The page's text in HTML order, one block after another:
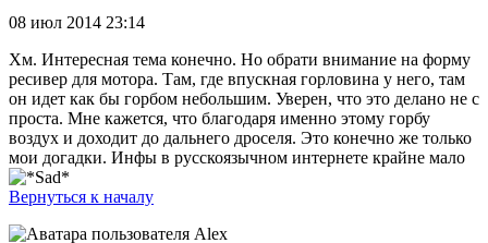
08 июл 2014 23:14
Хм. Интересная тема конечно. Но обрати внимание на форму
ресивер для мотора. Там, где впускная горловина у него, там
он идет как бы горбом небольшим. Уверен, что это делано не с
проста. Мне кажется, что благодаря именно этому горбу
воздух и доходит до дальнего дроселя. Это конечно же только
мои догадки. Инфы в русскоязычном интернете крайне мало
Вернуться к началу